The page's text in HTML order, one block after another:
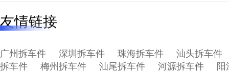
友情链接
广州拆车件 深圳拆车件 珠海拆车件
汕头拆车件
拆车件
梅州拆车件 汕尾拆车件 河源拆车件
阳